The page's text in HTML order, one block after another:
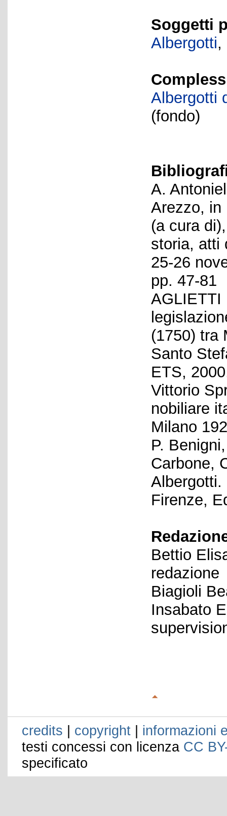
Soggetti
Albergotti,
Albergotti
(fondo)
A.
Arezzo, in
(a cura
storia, atti
25-26
pp. 47-81
AGLIETTI
(1750) tra
Santo
ETS,
Vittorio
nobiliare
Milano
P.
Carbone,
Albergotti.
Firenze,
Bettio
redazione
Biagioli
Insabato
credits | copyright | informazioni
testi concessi con licenza CC
specificato